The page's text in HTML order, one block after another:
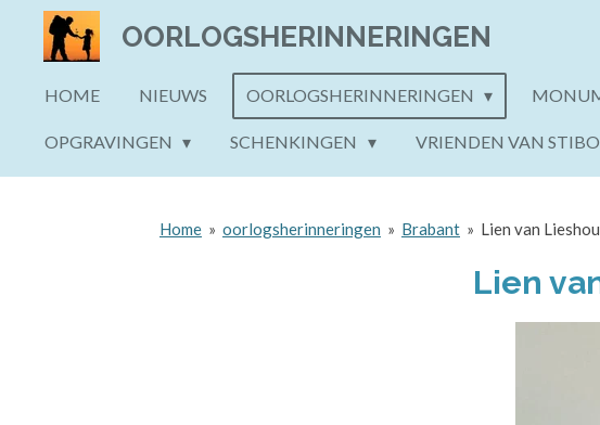
direct
hoofdinhoud
OORLOGSHERINNERINGEN
HOME NIEUWS OORLOGSHERINNERINGEN
OPGRAVINGEN SCHENKINGEN VRIENDEN VAN STIBO
Home » oorlogsherinneringen » Brabant » Lien van
Lien